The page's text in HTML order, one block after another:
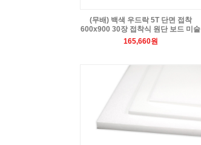
(무배) 백색 우드락 5T 단면 접착
600x900 30장 접착식 원단 보드 미술
165,660원